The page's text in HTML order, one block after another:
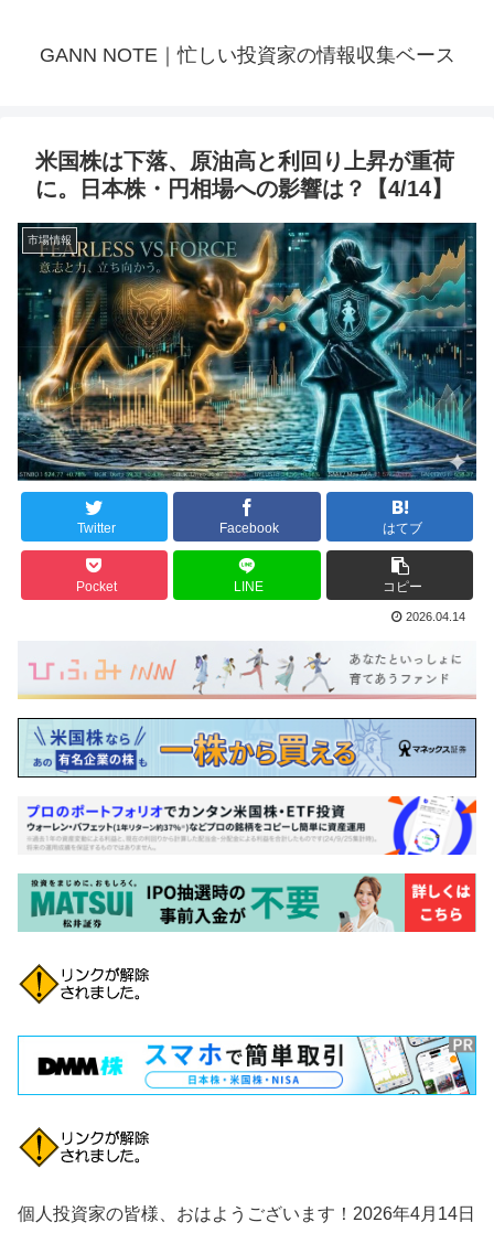
GANN NOTE｜忙しい投資家の情報収集ベース
米国株は下落、原油高と利回り上昇が重荷
に。日本株・円相場への影響は？【4/14】
市場情報
Twitter Facebook はてブ
Pocket LINE コピー
2026.04.14
個人投資家の皆様、おはようございます！2026年4月14日